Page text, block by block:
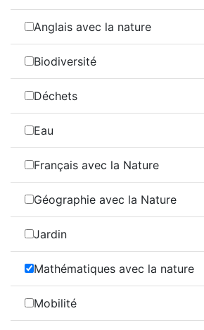
Anglais avec la nature
Biodiversité
Déchets
Eau
Français avec la Nature
Géographie avec la Nature
Jardin
Mathématiques avec la nature
Mobilité